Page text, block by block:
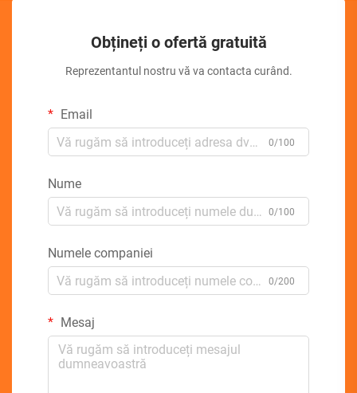
Obțineți o ofertă gratuită
Reprezentantul nostru vă va contacta curând.
Email
0/100
Nume
0/100
Numele companiei
0/200
Mesaj